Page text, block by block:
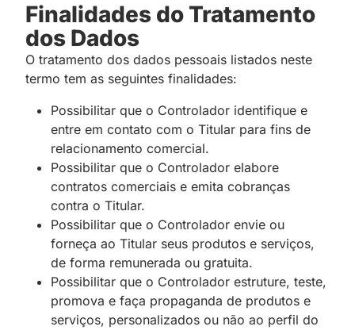
Finalidades do Tratamento
dos Dados
O tratamento dos dados pessoais listados neste
termo tem as seguintes finalidades:
Possibilitar que o Controlador identifique e
entre em contato com o Titular para fins de
relacionamento comercial.
Possibilitar que o Controlador elabore
contratos comerciais e emita cobranças
contra o Titular.
Possibilitar que o Controlador envie ou
forneça ao Titular seus produtos e serviços,
de forma remunerada ou gratuita.
Possibilitar que o Controlador estruture, teste,
promova e faça propaganda de produtos e
serviços, personalizados ou não ao perfil do